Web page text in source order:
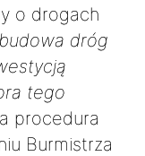
o drogach
dróg
tego
procedura
Burmistrza